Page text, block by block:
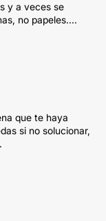
y a veces se
no papeles....
que te haya
si no solucionar,